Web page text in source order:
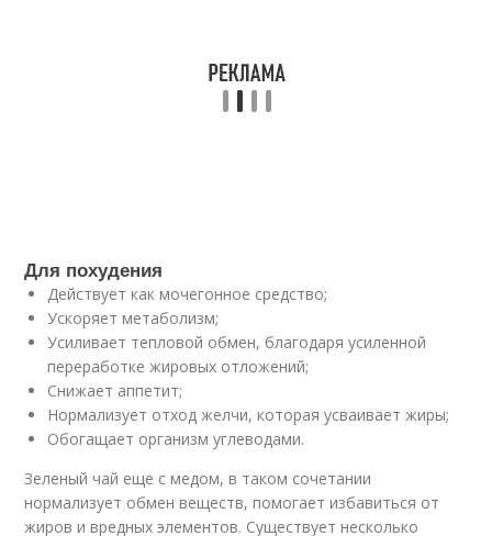
Для похудения
Действует как мочегонное средство;
Ускоряет метаболизм;
Усиливает тепловой обмен, благодаря усиленной
переработке жировых отложений;
Снижает аппетит;
Нормализует отход желчи, которая усваивает жиры;
Обогащает организм углеводами.
Зеленый чай еще с медом, в таком сочетании
нормализует обмен веществ, помогает избавиться от
жиров и вредных элементов. Существует несколько